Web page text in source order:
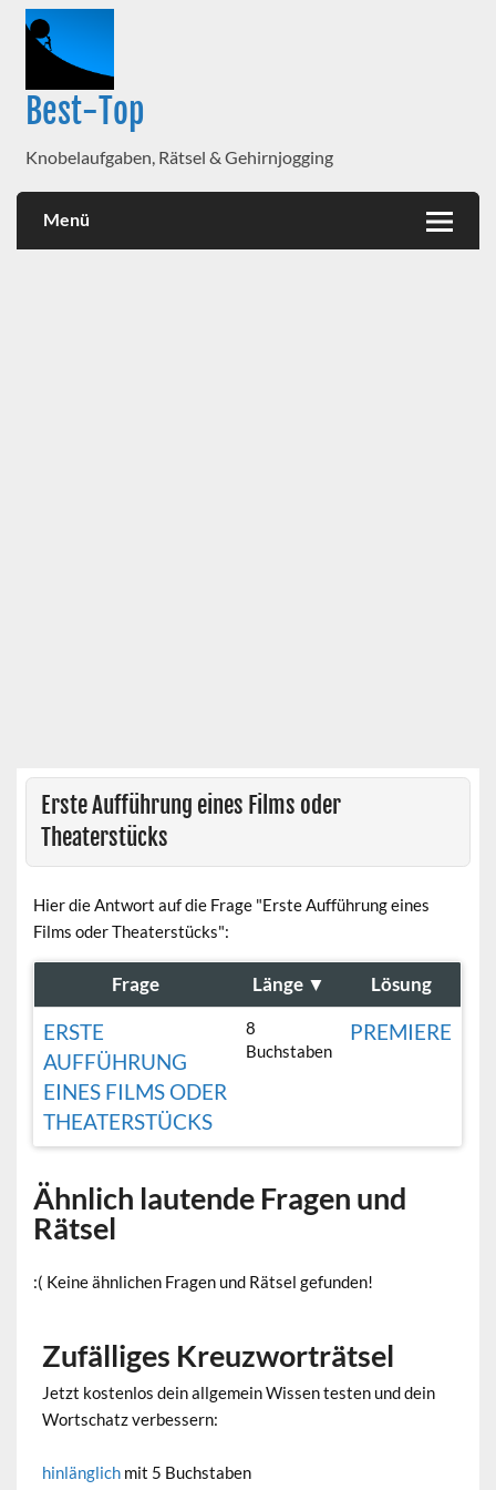
Best-Top
Knobelaufgaben, Rätsel & Gehirnjogging
Menü
Erste Aufführung eines Films oder
Theaterstücks
Hier die Antwort auf die Frage "Erste Aufführung eines
Films oder Theaterstücks":
Frage Länge ▼ Lösung
ERSTE
AUFFÜHRUNG
EINES FILMS ODER
THEATERSTÜCKS
8
Buchstaben
PREMIERE
Ähnlich lautende Fragen und
Rätsel
:( Keine ähnlichen Fragen und Rätsel gefunden!
Zufälliges Kreuzworträtsel
Jetzt kostenlos dein allgemein Wissen testen und dein
Wortschatz verbessern:
hinlänglich mit 5 Buchstaben